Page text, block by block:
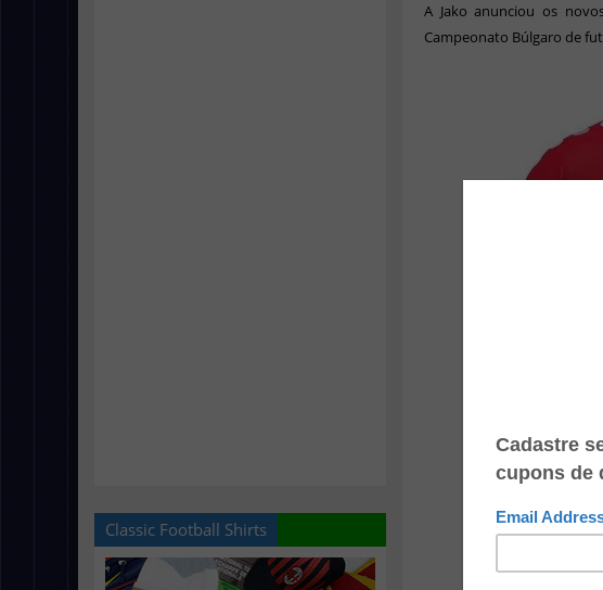
Classic Football Shirts
A Jako anunciou os
Campeonato Búlgaro de